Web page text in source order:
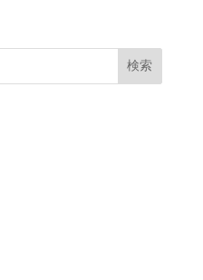
検索